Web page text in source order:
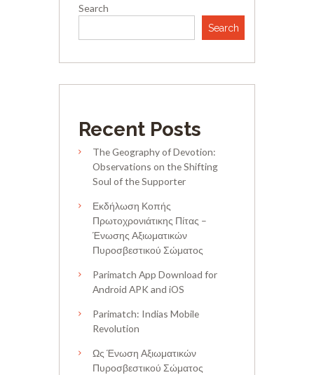
Search
Search
Recent Posts
The Geography of Devotion:
Observations on the Shifting
Soul of the Supporter
Εκδήλωση Κοπής
Πρωτοχρονιάτικης Πίτας –
Ένωσης Αξιωματικών
Πυροσβεστικού Σώματος
Parimatch App Download for
Android APK and iOS
Parimatch: Indias Mobile
Revolution
Ως Ένωση Αξιωματικών
Πυροσβεστικού Σώματος